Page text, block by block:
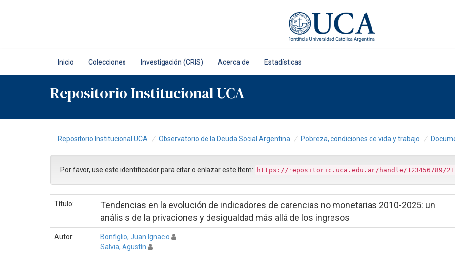
Inicio Colecciones Investigación (CRIS) Acerca de Estadísticas
Repositorio Institucional UCA
Repositorio Institucional UCA Observatorio de la Deuda Social Argentina Pobreza, condiciones de vida y trabajo
Por favor, use este identificador para citar o enlazar este ítem: https://repositorio.uca.edu.ar/handle/123456789/
Título:
Tendencias en la evolución de indicadores de carencias no monetarias 2010-2025: un
análisis de la privaciones y desigualdad más allá de los ingresos
Autor:
Bonfiglio, Juan Ignacio
Salvia, Agustín